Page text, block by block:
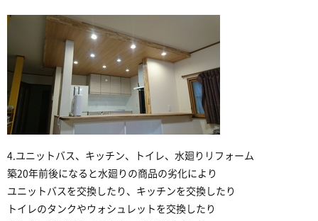
4.ユニットバス、キッチン、トイレ、水廻りリフォーム
築20年前後になると水廻りの商品の劣化により
ユニットバスを交換したり、キッチンを交換したり
トイレのタンクやウォシュレットを交換したり